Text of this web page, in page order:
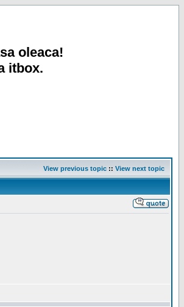
oleaca!
itbox.
View previous topic :: View next topic